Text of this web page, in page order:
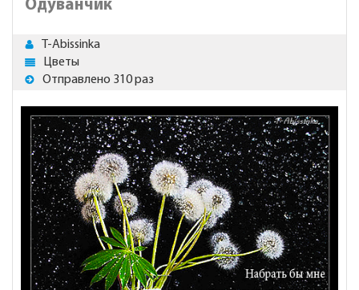
Одуванчик
T-Abissinka
Цветы
Отправлено 310 раз